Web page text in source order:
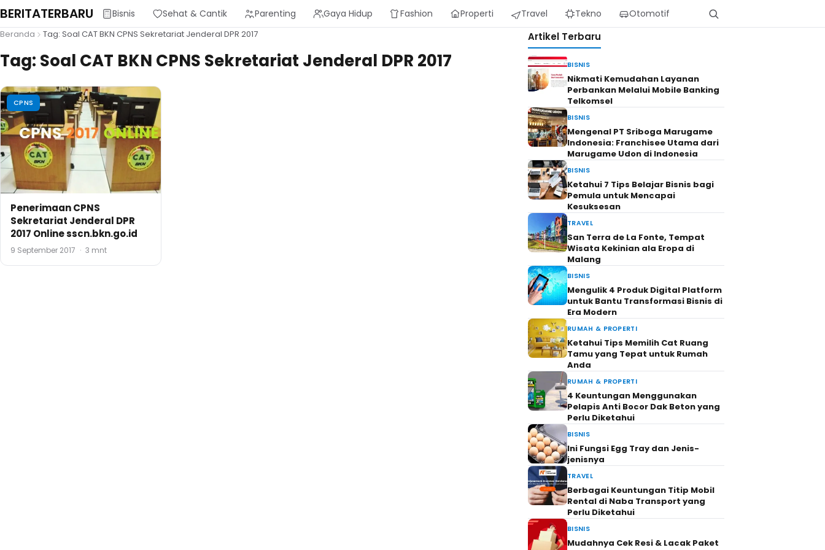
BERITATERBARU Bisnis Sehat & Cantik Parenting Gaya Hidup Fashion Properti Travel Tekno Otomotif
Beranda Tag: Soal CAT BKN CPNS Sekretariat Jenderal DPR 2017
Tag: Soal CAT BKN CPNS Sekretariat Jenderal DPR 2017
CPNS
Penerimaan CPNS
Sekretariat Jenderal DPR
2017 Online sscn.bkn.go.id
9 September 2017 · 3 mnt
Artikel Terbaru
BISNIS
Nikmati Kemudahan Layanan
Perbankan Melalui Mobile Banking
Telkomsel
BISNIS
Mengenal PT Sriboga Marugame
Indonesia: Franchisee Utama dari
Marugame Udon di Indonesia
BISNIS
Ketahui 7 Tips Belajar Bisnis bagi
Pemula untuk Mencapai
Kesuksesan
TRAVEL
San Terra de La Fonte, Tempat
Wisata Kekinian ala Eropa di
Malang
BISNIS
Mengulik 4 Produk Digital Platform
untuk Bantu Transformasi Bisnis di
Era Modern
RUMAH & PROPERTI
Ketahui Tips Memilih Cat Ruang
Tamu yang Tepat untuk Rumah
Anda
RUMAH & PROPERTI
4 Keuntungan Menggunakan
Pelapis Anti Bocor Dak Beton yang
Perlu Diketahui
BISNIS
Ini Fungsi Egg Tray dan Jenis-
jenisnya
TRAVEL
Berbagai Keuntungan Titip Mobil
Rental di Naba Transport yang
Perlu Diketahui
BISNIS
Mudahnya Cek Resi & Lacak Paket